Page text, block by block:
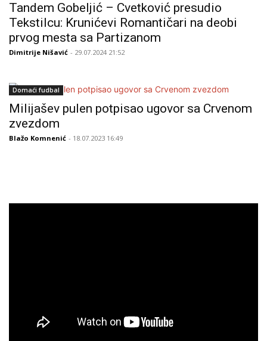
Tandem Gobeljić – Cvetković presudio
Tekstilcu: Krunićevi Romantičari na deobi
prvog mesta sa Partizanom
Dimitrije Nišavić - 29.07.2024 21:52
Domaći fudbal
Milijašev pulen potpisao ugovor sa Crvenom
zvezdom
Blažo Komnenić - 18.07.2023 16:49